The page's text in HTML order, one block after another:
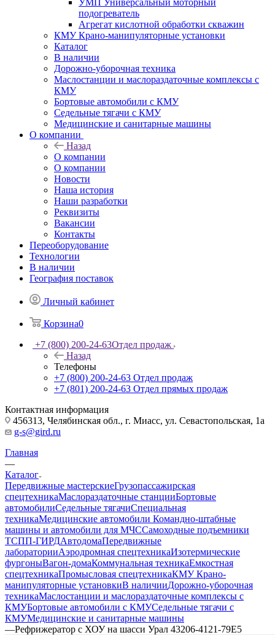
УМП Универсальный моторный
подогреватель
Агрегат кислотной обработки скважин
КМУ Крано-манипуляторные установки
Каталог
В наличии
Дорожно-уборочная техника
Маслостанции и маслораздаточные комплексы с
КМУ
Бортовые автомобили с КМУ
Седельные тягачи с КМУ
Медицинские и санитарные машины
О компании
Назад
О компании
О компании
Новости
Наша история
Наши разработки
Реквизиты
Вакансии
Контакты
Переоборудование
Технологии
В наличии
География поставок
Личный кабинет
Корзина0
+7 (800) 200-24-63Отдел продаж
Назад
Телефоны
+7 (800) 200-24-63 Отдел продаж
+7 (801) 200-24-63 Отдел прямых продаж
Контактная информация
456313, Челябинская обл., г. Миасс, ул. Севастопольская, 1а
g-s@gird.ru
Главная
—
Каталог
Передвижные мастерскиеГрузопассажирская
спецтехникаМаслораздаточные станцииБортовые
автомобилиСедельные тягачиСпециальная
техникаМедицинские автомобили Командно-штабные
машины и автомобили для МЧССамоходные подъемники
ТСПП-ГИРДАвтодомаПередвижные
лабораторииАэродромная спецтехникаИзотермические
фургоныВагон-домаКоммунальная техникаЕмкостная
спецтехникаПромысловая спецтехникаКМУ Крано-
манипуляторные установкиВ наличииДорожно-уборочная
техникаМаслостанции и маслораздаточные комплексы с
КМУБортовые автомобили с КМУСедельные тягачи с
КМУМедицинские и санитарные машины
—Рефрижератор с ХОУ на шасси Урал 43206-4121-79Е5